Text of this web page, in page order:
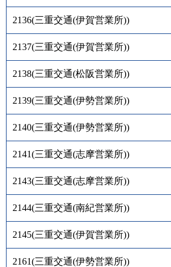
2136(三重交通(伊賀営業所))
2137(三重交通(伊賀営業所))
2138(三重交通(松阪営業所))
2139(三重交通(伊勢営業所))
2140(三重交通(伊勢営業所))
2141(三重交通(志摩営業所))
2143(三重交通(志摩営業所))
2144(三重交通(南紀営業所))
2145(三重交通(伊賀営業所))
2161(三重交通(伊勢営業所))